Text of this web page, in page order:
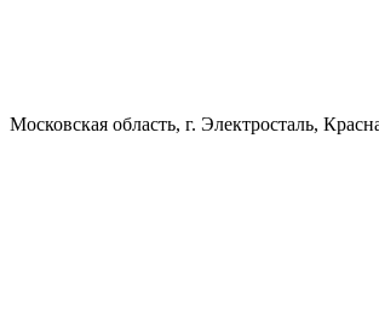
Московская область, г. Электросталь,